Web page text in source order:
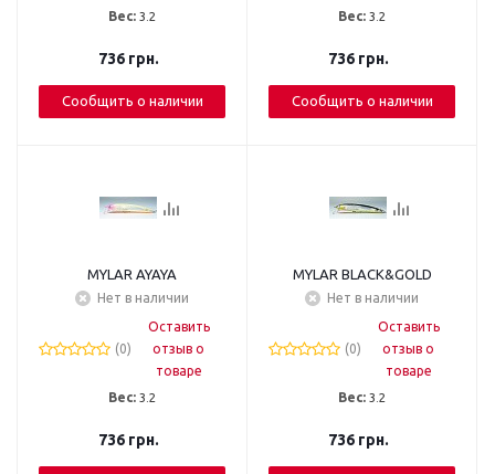
Вес: 3.2
736грн.
Сообщить о наличии
Вес: 3.2
736грн.
Сообщить о наличии
MYLAR AYAYA
Нет в наличии
(0)
Оставить
отзыв о
товаре
Вес: 3.2
736грн.
MYLAR BLACK&GOLD
Нет в наличии
(0)
Оставить
отзыв о
товаре
Вес: 3.2
736грн.